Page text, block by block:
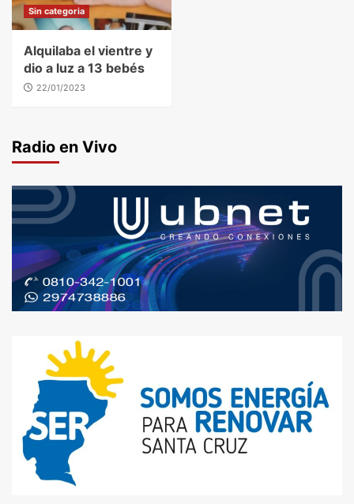
Sin categoria
Alquilaba el vientre y
dio a luz a 13 bebés
22/01/2023
Radio en Vivo